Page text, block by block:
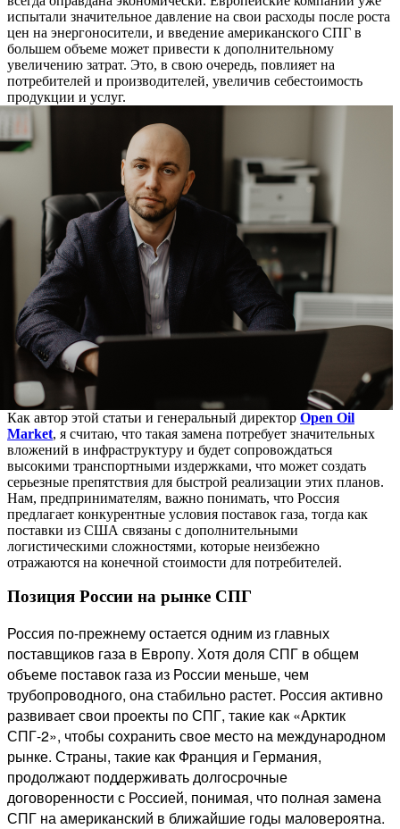
испытали значительное давление на свои расходы после роста
цен на энергоносители, и введение американского СПГ в
большем объеме может привести к дополнительному
увеличению затрат. Это, в свою очередь, повлияет на
потребителей и производителей, увеличив себестоимость
продукции и услуг.
Как автор этой статьи и генеральный директор Open Oil
Market, я считаю, что такая замена потребует значительных
вложений в инфраструктуру и будет сопровождаться
высокими транспортными издержками, что может создать
серьезные препятствия для быстрой реализации этих планов.
Нам, предпринимателям, важно понимать, что Россия
предлагает конкурентные условия поставок газа, тогда как
поставки из США связаны с дополнительными
логистическими сложностями, которые неизбежно
отражаются на конечной стоимости для потребителей.
Позиция России на рынке СПГ
Россия по-прежнему остается одним из главных
поставщиков газа в Европу. Хотя доля СПГ в общем
объеме поставок газа из России меньше, чем
трубопроводного, она стабильно растет. Россия активно
развивает свои проекты по СПГ, такие как «Арктик
СПГ-2», чтобы сохранить свое место на международном
рынке. Страны, такие как Франция и Германия,
продолжают поддерживать долгосрочные
договоренности с Россией, понимая, что полная замена
СПГ на американский в ближайшие годы маловероятна.